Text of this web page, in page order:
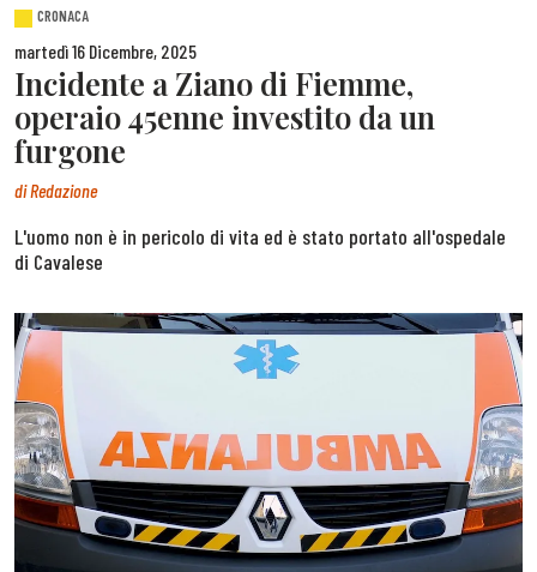
CRONACA
martedì 16 Dicembre, 2025
Incidente a Ziano di Fiemme,
operaio 45enne investito da un
furgone
diRedazione
L'uomo non è in pericolo di vita ed è stato portato all'ospedale
di Cavalese